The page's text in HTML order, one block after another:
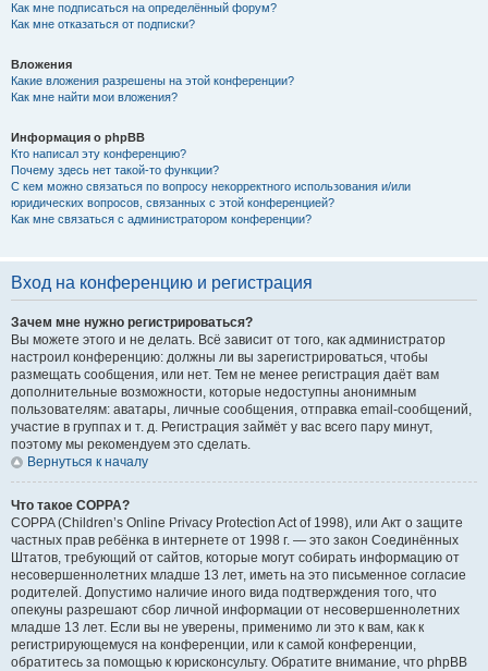
Как мне подписаться на определённый форум?
Как мне отказаться от подписки?
Вложения
Какие вложения разрешены на этой конференции?
Как мне найти мои вложения?
Информация о phpBB
Кто написал эту конференцию?
Почему здесь нет такой-то функции?
С кем можно связаться по вопросу некорректного использования и/или
юридических вопросов, связанных с этой конференцией?
Как мне связаться с администратором конференции?
Вход на конференцию и регистрация
Зачем мне нужно регистрироваться?
Вы можете этого и не делать. Всё зависит от того, как администратор
настроил конференцию: должны ли вы зарегистрироваться, чтобы
размещать сообщения, или нет. Тем не менее регистрация даёт вам
дополнительные возможности, которые недоступны анонимным
пользователям: аватары, личные сообщения, отправка email-сообщений,
участие в группах и т. д. Регистрация займёт у вас всего пару минут,
поэтому мы рекомендуем это сделать.
Вернуться к началу
Что такое COPPA?
COPPA (Children’s Online Privacy Protection Act of 1998), или Акт о защите
частных прав ребёнка в интернете от 1998 г. — это закон Соединённых
Штатов, требующий от сайтов, которые могут собирать информацию от
несовершеннолетних младше 13 лет, иметь на это письменное согласие
родителей. Допустимо наличие иного вида подтверждения того, что
опекуны разрешают сбор личной информации от несовершеннолетних
младше 13 лет. Если вы не уверены, применимо ли это к вам, как к
регистрирующемуся на конференции, или к самой конференции,
обратитесь за помощью к юрисконсульту. Обратите внимание, что phpBB